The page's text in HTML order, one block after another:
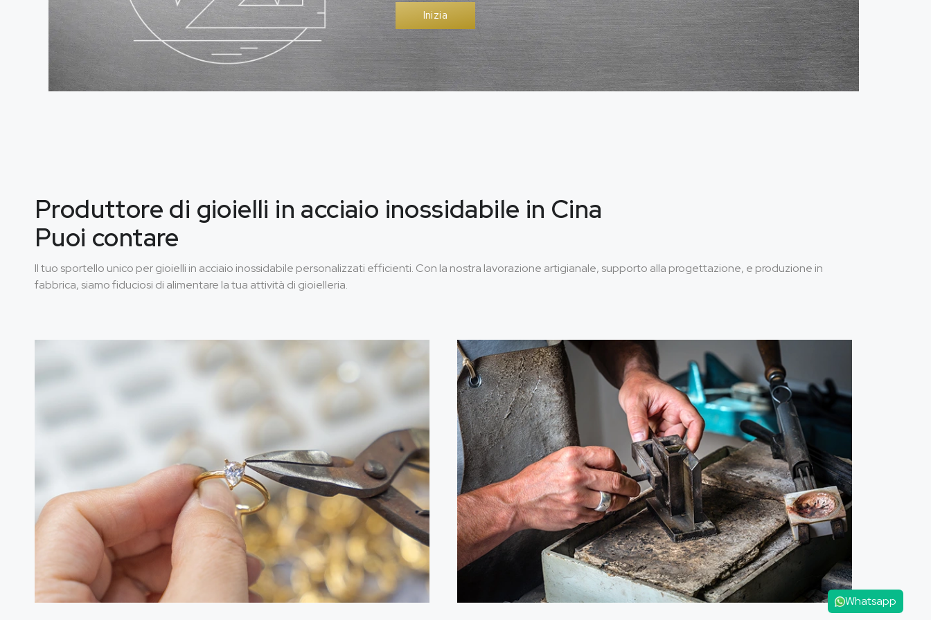
Inizia
Produttore di gioielli in acciaio inossidabile in Cina
Puoi contare
Il tuo sportello unico per gioielli in acciaio inossidabile personalizzati efficienti. Con la nostra lavorazione artigianale, supporto alla progettazione, e produzione in
fabbrica, siamo fiduciosi di alimentare la tua attività di gioielleria.
Whatsapp